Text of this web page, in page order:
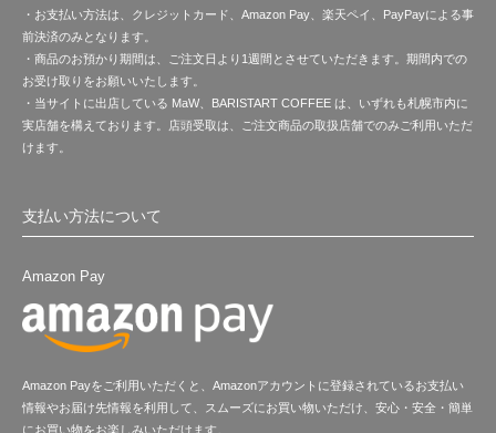
・お支払い方法は、クレジットカード、Amazon Pay、楽天ペイ、PayPayによる事
前決済のみとなります。
・商品のお預かり期間は、ご注文日より1週間とさせていただきます。期間内での
お受け取りをお願いいたします。
・当サイトに出店している MaW、BARISTART COFFEE は、いずれも札幌市内に
実店舗を構えております。店頭受取は、ご注文商品の取扱店舗でのみご利用いただ
けます。
支払い方法について
Amazon Pay
Amazon Payをご利用いただくと、Amazonアカウントに登録されているお支払い
情報やお届け先情報を利用して、スムーズにお買い物いただけ、安心・安全・簡単
にお買い物をお楽しみいただけます。